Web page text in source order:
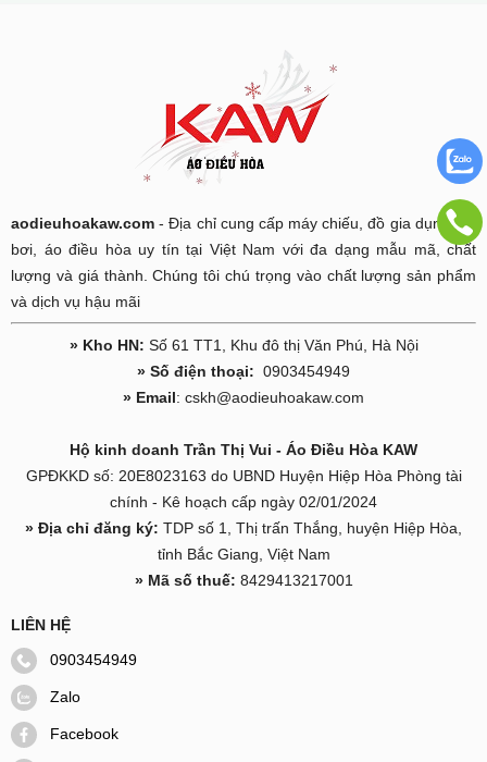
aodieuhoakaw.com - Địa chỉ cung cấp máy chiếu, đồ gia dụng, bể
bơi, áo điều hòa uy tín tại Việt Nam với đa dạng mẫu mã, chất
lượng và giá thành. Chúng tôi chú trọng vào chất lượng sản phẩm
và dịch vụ hậu mãi
» Kho HN: Số 61 TT1, Khu đô thị Văn Phú, Hà Nội
» Số điện thoại: 0903454949
» Email: cskh@aodieuhoakaw.com
Hộ kinh doanh Trần Thị Vui - Áo Điều Hòa KAW
GPĐKKD số: 20E8023163 do UBND Huyện Hiệp Hòa Phòng tài
chính - Kê hoạch cấp ngày 02/01/2024
» Địa chỉ đăng ký: TDP số 1, Thị trấn Thắng, huyện Hiệp Hòa,
tỉnh Bắc Giang, Việt Nam
» Mã số thuế: 8429413217001
LIÊN HỆ
0903454949
Zalo
Facebook